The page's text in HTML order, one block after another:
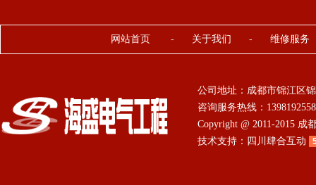
网站首页 - 关于我们 - 维修服务
公司地址：成都市锦江区
咨询服务热线：
Copyright @ 2011-2015
技术支持： 四川肆合互动